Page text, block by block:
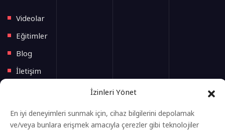
İzinleri Yönet
En iyi deneyimleri sunmak için, cihaz bilgilerini depolamak
ve/veya bunlara erişmek amacıyla çerezler gibi teknolojiler
Videolar
Eğitimler
Blog
İletişim
Yeni Başlayacak Eğitimler
Anasayfa